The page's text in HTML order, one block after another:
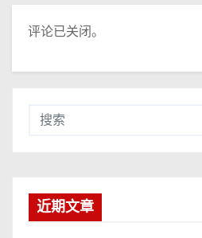
评论已关闭。
近期文章